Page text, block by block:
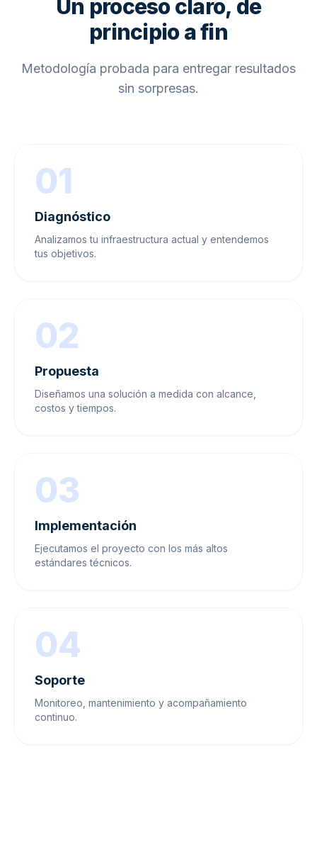
Un proceso claro, de
principio a fin
Metodología probada para entregar resultados
sin sorpresas.
01
Diagnóstico
Analizamos tu infraestructura actual y entendemos
tus objetivos.
02
Propuesta
Diseñamos una solución a medida con alcance,
costos y tiempos.
03
Implementación
Ejecutamos el proyecto con los más altos
estándares técnicos.
04
Soporte
Monitoreo, mantenimiento y acompañamiento
continuo.